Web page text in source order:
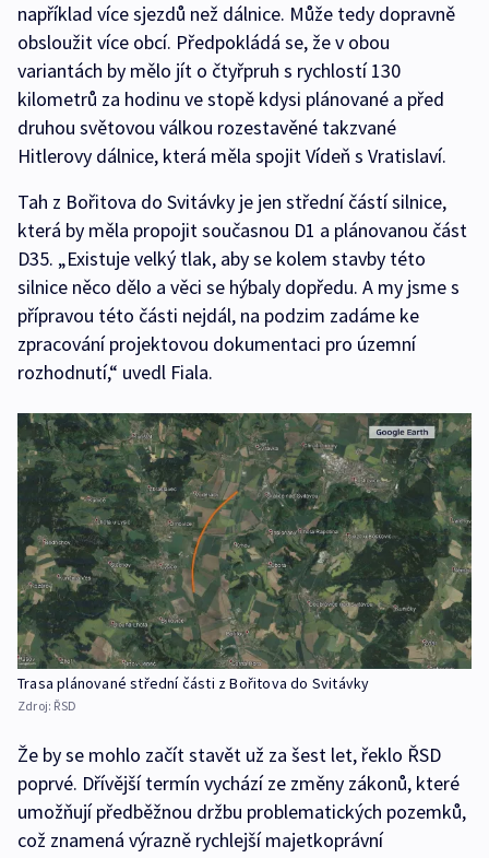
například více sjezdů než dálnice. Může tedy dopravně
obsloužit více obcí. Předpokládá se, že v obou
variantách by mělo jít o čtyřpruh s rychlostí 130
kilometrů za hodinu ve stopě kdysi plánované a před
druhou světovou válkou rozestavěné takzvané
Hitlerovy dálnice, která měla spojit Vídeň s Vratislaví.
Tah z Bořitova do Svitávky je jen střední částí silnice,
která by měla propojit současnou D1 a plánovanou část
D35. „Existuje velký tlak, aby se kolem stavby této
silnice něco dělo a věci se hýbaly dopředu. A my jsme s
přípravou této části nejdál, na podzim zadáme ke
zpracování projektovou dokumentaci pro územní
rozhodnutí,“ uvedl Fiala.
Trasa plánované střední části z Bořitova do Svitávky
Zdroj: ŘSD
Že by se mohlo začít stavět už za šest let, řeklo ŘSD
poprvé. Dřívější termín vychází ze změny zákonů, které
umožňují předběžnou držbu problematických pozemků,
což znamená výrazně rychlejší majetkoprávní